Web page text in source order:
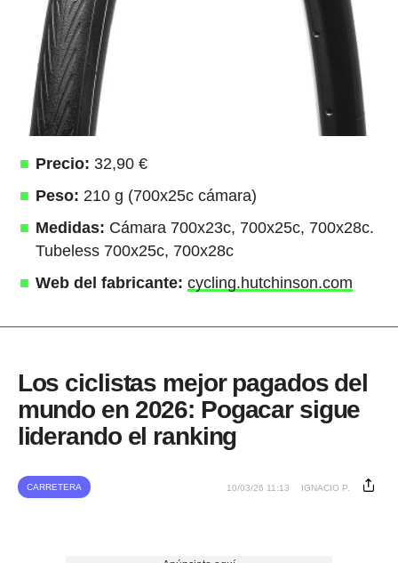
Precio: 32,90 €
Peso: 210 g (700x25c cámara)
Medidas: Cámara 700x23c, 700x25c, 700x28c.
Tubeless 700x25c, 700x28c
Web del fabricante: cycling.hutchinson.com
Los ciclistas mejor pagados del
mundo en 2026: Pogacar sigue
liderando el ranking
CARRETERA 10/03/26 11:13 IGNACIO P.